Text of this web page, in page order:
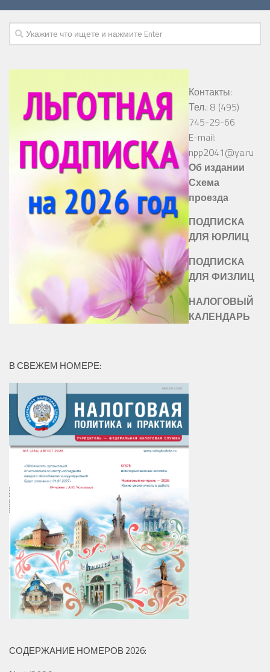
Контакты:
Тел.: 8 (495)
745-29-66
E-mail:
npp2041@ya.ru
Об издании
Схема
проезда
ПОДПИСКА
ДЛЯ ЮРЛИЦ
ПОДПИСКА
ДЛЯ ФИЗЛИЦ
НАЛОГОВЫЙ
КАЛЕНДАРЬ
В СВЕЖЕМ НОМЕРЕ:
СОДЕРЖАНИЕ НОМЕРОВ 2026: